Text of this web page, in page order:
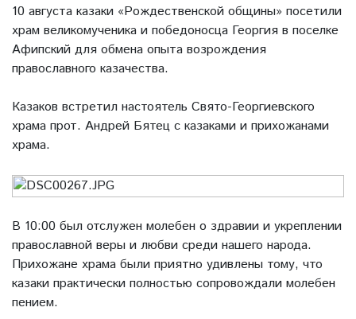
10 августа казаки «Рождественской общины» посетили
храм великомученика и победоносца Георгия в поселке
Афипский для обмена опыта возрождения
православного казачества.
Казаков встретил настоятель Свято-Георгиевского
храма прот. Андрей Бятец с казаками и прихожанами
храма.
В 10:00 был отслужен молебен о здравии и укреплении
православной веры и любви среди нашего народа.
Прихожане храма были приятно удивлены тому, что
казаки практически полностью сопровождали молебен
пением.